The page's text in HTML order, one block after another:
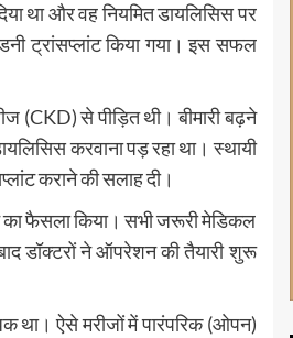
था और वह नियमित डायलिसिस पर
ट्रांसप्लांट किया गया। इस सफल
(CKD) से पीड़ित थी। बीमारी बढ़ने
करवाना पड़ रहा था। स्थायी
कराने की सलाह दी।
का फैसला किया। सभी जरूरी मेडिकल
डॉक्टरों ने ऑपरेशन की तैयारी शुरू
था। ऐसे मरीजों में पारंपरिक (ओपन)